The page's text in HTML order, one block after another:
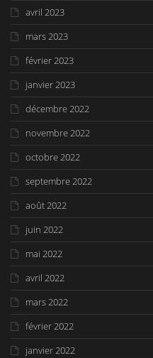
avril 2023
mars 2023
février 2023
janvier 2023
décembre 2022
novembre 2022
octobre 2022
septembre 2022
août 2022
juin 2022
mai 2022
avril 2022
mars 2022
février 2022
janvier 2022